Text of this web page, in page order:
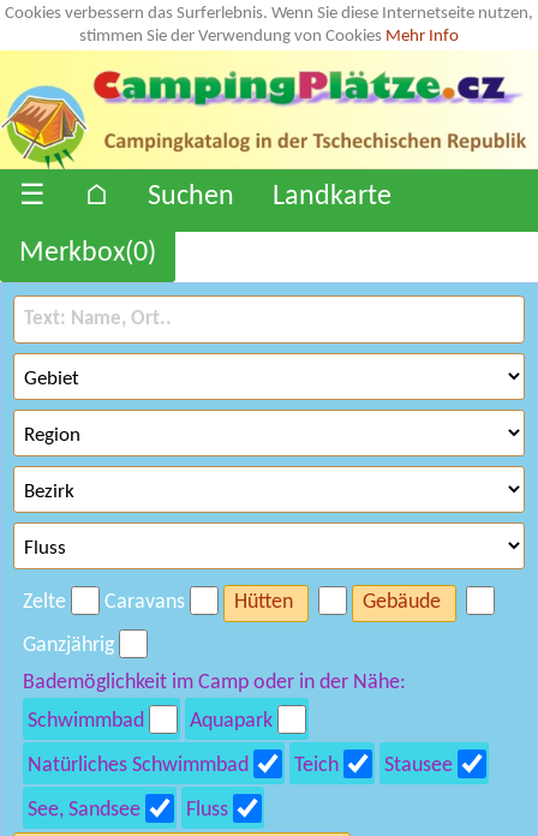
Cookies verbessern das Surferlebnis. Wenn Sie diese Internetseite nutzen,
stimmen Sie der Verwendung von Cookies Mehr Info
☰ ⌂ Suchen
Landkarte
Merkbox(0)
Zelte Caravans Hütten
Gebäude
Ganzjährig
Bademöglichkeit im Camp oder in der Nähe:
Schwimmbad
Aquapark
Natürliches Schwimmbad
Teich
Stausee
See, Sandsee
Fluss